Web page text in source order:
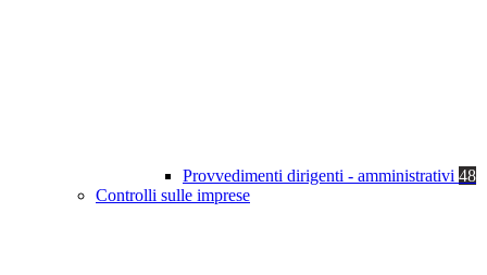
Provvedimenti dirigenti - amministrativi 48
Controlli sulle imprese